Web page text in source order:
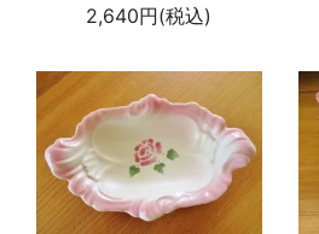
2,640円(税込)